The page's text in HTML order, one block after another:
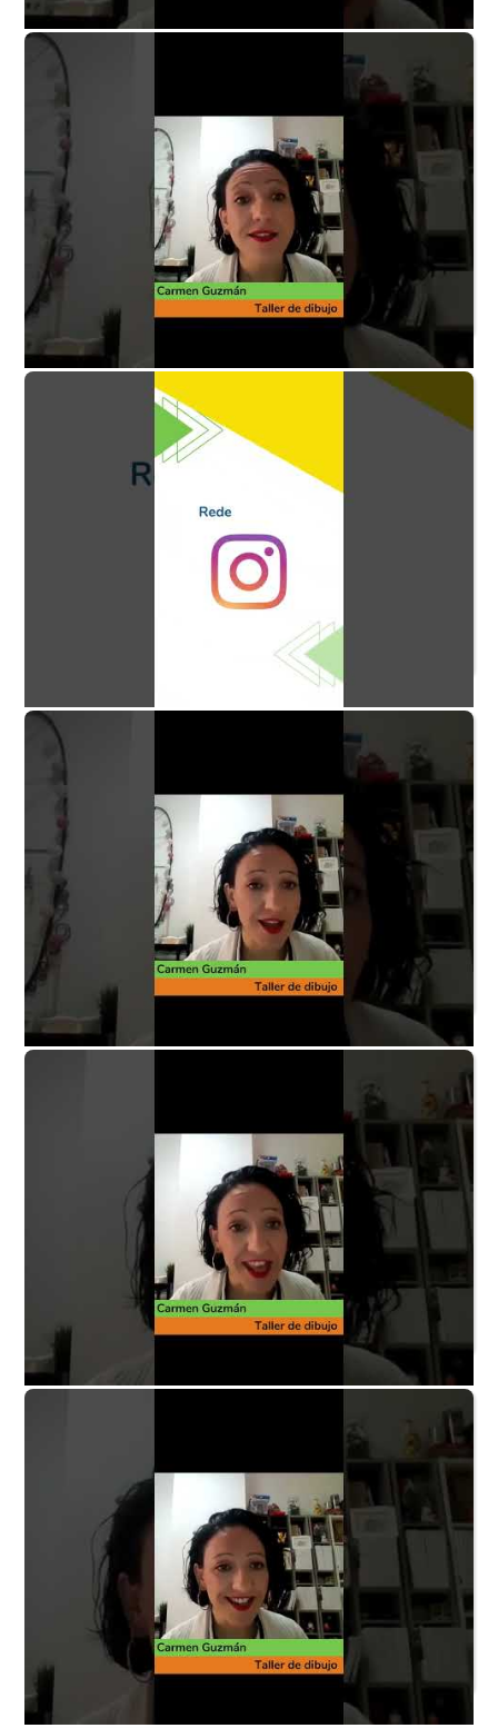
Taller de dibujo P3 - ¿Quién puede disfrutar la
actividad?
Taller de dibujo P4 - ¿Qué momento WOW
recuerdas del taller?
Taller de dibujo P5 - ¿Qué habilidades desarrollan los
niños?